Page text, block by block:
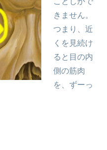
きません。
つまり、近
くを見続け
ると目の内
側の筋肉
を、ずーっ